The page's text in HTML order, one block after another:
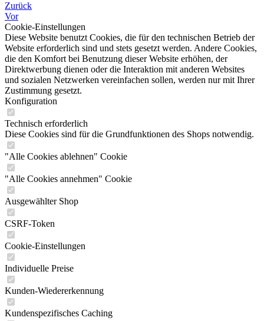
Zurück
Vor
Cookie-Einstellungen
Diese Website benutzt Cookies, die für den technischen Betrieb der
Website erforderlich sind und stets gesetzt werden. Andere Cookies,
die den Komfort bei Benutzung dieser Website erhöhen, der
Direktwerbung dienen oder die Interaktion mit anderen Websites
und sozialen Netzwerken vereinfachen sollen, werden nur mit Ihrer
Zustimmung gesetzt.
Konfiguration
Technisch erforderlich
Diese Cookies sind für die Grundfunktionen des Shops notwendig.
"Alle Cookies ablehnen" Cookie
"Alle Cookies annehmen" Cookie
Ausgewählter Shop
CSRF-Token
Cookie-Einstellungen
Individuelle Preise
Kunden-Wiedererkennung
Kundenspezifisches Caching